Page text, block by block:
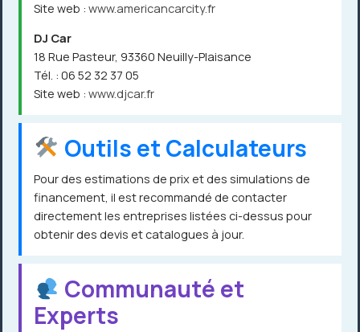
Site web : www.americancarcity.fr
DJ Car
18 Rue Pasteur, 93360 Neuilly-Plaisance
Tél. : 06 52 32 37 05
Site web : www.djcar.fr
Outils et Calculateurs
Pour des estimations de prix et des simulations de
financement, il est recommandé de contacter
directement les entreprises listées ci-dessus pour
obtenir des devis et catalogues à jour.
Communauté et
Experts